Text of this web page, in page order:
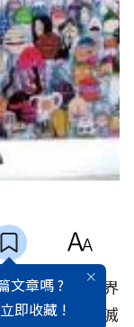
文章嗎 ?
即收藏 !
右為尊的世界
，純真與幻滅